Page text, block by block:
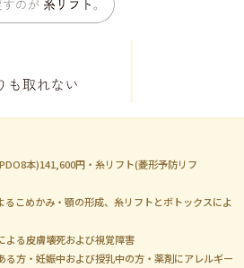
本)141,600円・糸リフト(菱形予防リフ
こめかみ・顎の形成、糸リフトとボトックスによ
よる皮膚壊死および視覚障害
方・妊娠中および授乳中の方・薬剤にアレルギー